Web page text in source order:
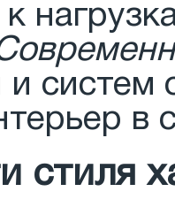
к
систем
в
стиля